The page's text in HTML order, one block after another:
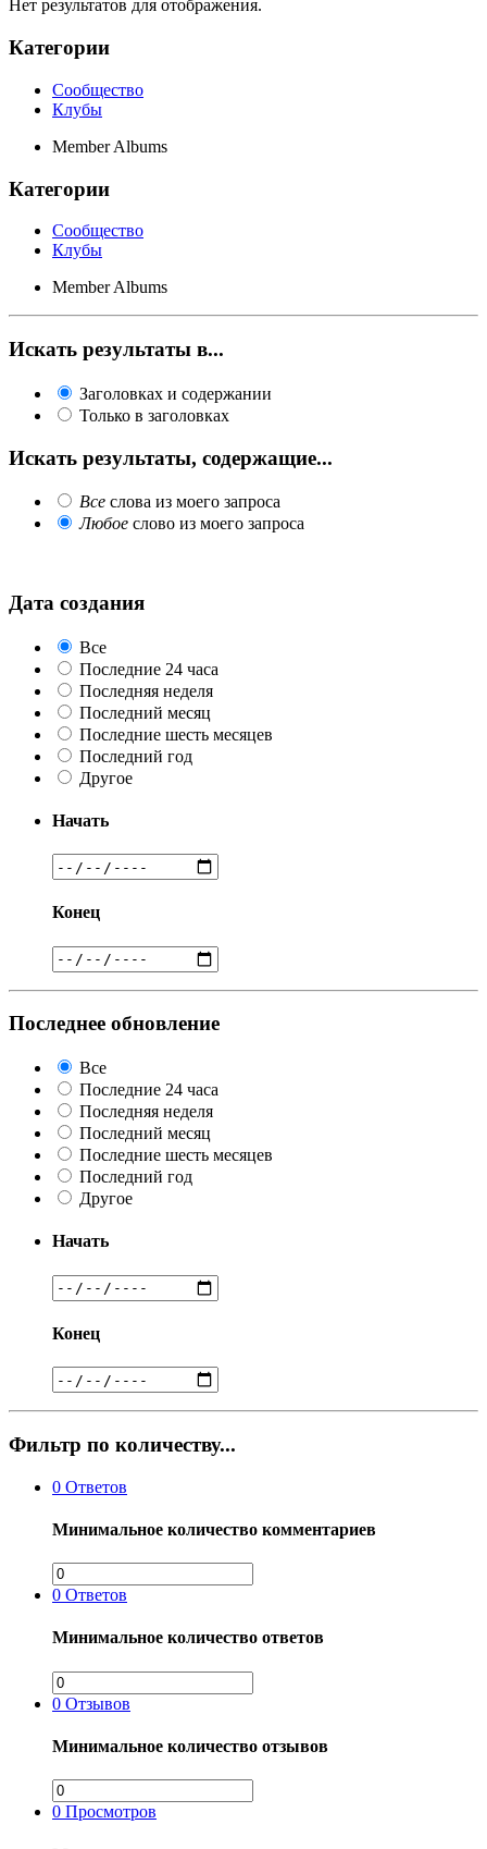
Нет результатов для отображения.
Категории
Сообщество
Клубы
Member Albums
Категории
Сообщество
Клубы
Member Albums
Искать результаты в...
Заголовках и содержании
Только в заголовках
Искать результаты, содержащие...
Все слова из моего запроса
Любое слово из моего запроса
Дата создания
Все
Последние 24 часа
Последняя неделя
Последний месяц
Последние шесть месяцев
Последний год
Другое
Начать
Конец
Последнее обновление
Все
Последние 24 часа
Последняя неделя
Последний месяц
Последние шесть месяцев
Последний год
Другое
Начать
Конец
Фильтр по количеству...
0 Ответов
Минимальное количество комментариев
0 Ответов
Минимальное количество ответов
0 Отзывов
Минимальное количество отзывов
0 Просмотров